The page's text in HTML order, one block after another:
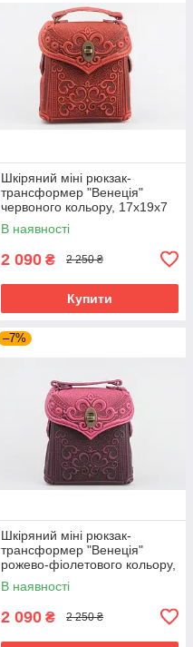
Шкіряний міні рюкзак-
трансформер "Венеція"
червоного кольору, 17х19х7
см
В наявності
2 090 ₴ 2 250 ₴
Купити
–7%
Шкіряний міні рюкзак-
трансформер "Венеція"
рожево-фіолетового кольору,
17х19х7 см
В наявності
2 090 ₴ 2 250 ₴